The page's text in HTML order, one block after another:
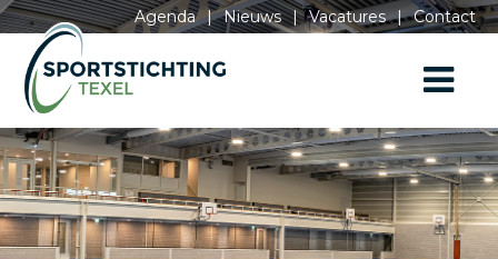
Agenda | Nieuws | Vacatures | Contact